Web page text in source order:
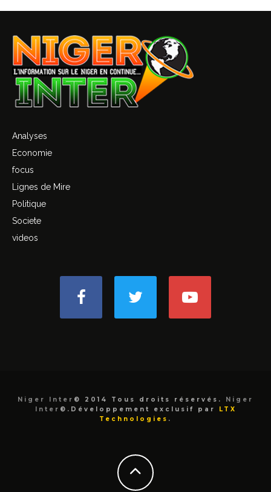
Analyses
Economie
focus
Lignes de Mire
Politique
Societe
videos
Niger Inter © 2014 Tous droits réservés. Niger
Inter ©.Développement exclusif par
LTX
Technologies .